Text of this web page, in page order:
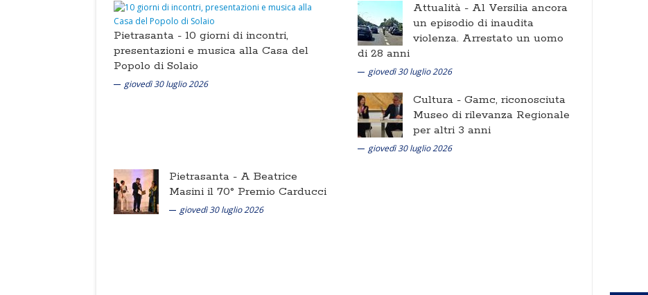
Pietrasanta - 10 giorni di incontri,
presentazioni e musica alla Casa del
Popolo di Solaio
giovedì 30 luglio 2026
Attualità - Al Versilia ancora
un episodio di inaudita
violenza. Arrestato un uomo
di 28 anni
giovedì 30 luglio 2026
Cultura - Gamc, riconosciuta
Museo di rilevanza Regionale
per altri 3 anni
giovedì 30 luglio 2026
Pietrasanta - A Beatrice
Masini il 70° Premio Carducci
giovedì 30 luglio 2026